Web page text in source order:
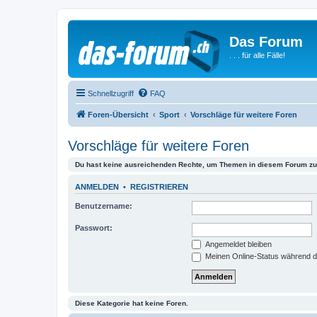
Das Forum
. . . für alle Fälle!
Schnellzugriff FAQ
Foren-Übersicht Sport Vorschläge für weitere Foren
Vorschläge für weitere Foren
Du hast keine ausreichenden Rechte, um Themen in diesem Forum
ANMELDEN • REGISTRIEREN
Benutzername:
Passwort:
Angemeldet bleiben
Meinen Online-Status während
Diese Kategorie hat keine Foren.